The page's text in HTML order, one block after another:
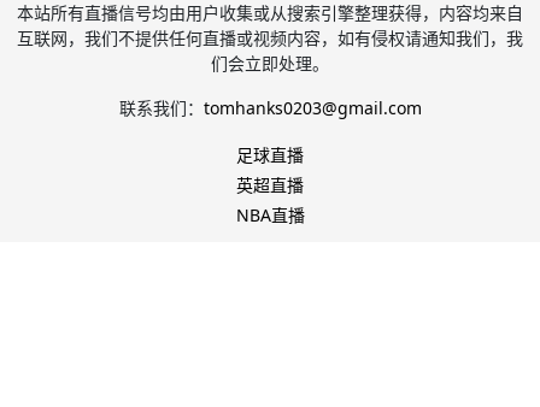
本站所有直播信号均由用户收集或从搜索引擎整理获得，内容均来自
互联网，我们不提供任何直播或视频内容，如有侵权请通知我们，我
们会立即处理。
联系我们： tomhanks0203@gmail.com
足球直播
英超直播
NBA直播